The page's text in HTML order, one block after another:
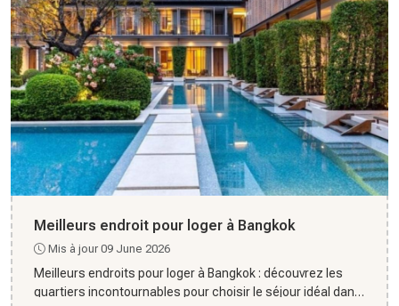
Meilleurs endroit pour loger à Bangkok
Mis à jour 09 June 2026
Meilleurs endroits pour loger à Bangkok : découvrez les
quartiers incontournables pour choisir le séjour idéal dans